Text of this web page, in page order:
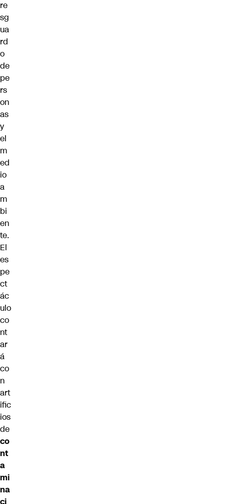
re
sg
ua
rd
o
de
pe
rs
on
as
y
el
m
ed
io
a
m
bi
en
te.
El
es
pe
ct
ác
ulo
co
nt
ar
á
co
n
art
ific
ios
de
co
nt
a
mi
na
ci